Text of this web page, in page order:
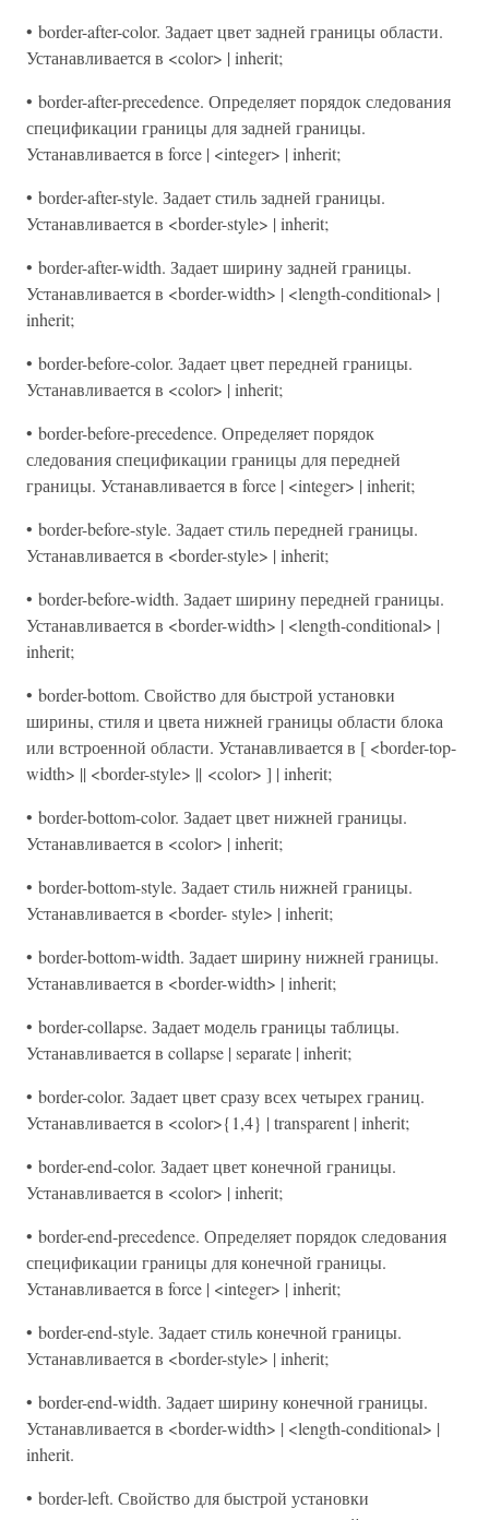
• border-after-color. Задает цвет задней границы области.
Устанавливается в <color> | inherit;
• border-after-precedence. Определяет порядок следования
спецификации границы для задней границы.
Устанавливается в force | <integer> | inherit;
• border-after-style. Задает стиль задней границы.
Устанавливается в <border-style> | inherit;
• border-after-width. Задает ширину задней границы.
Устанавливается в <border-width> | <length-conditional> |
inherit;
• border-before-color. Задает цвет передней границы.
Устанавливается в <color> | inherit;
• border-before-precedence. Определяет порядок
следования спецификации границы для передней
границы. Устанавливается в force | <integer> | inherit;
• border-before-style. Задает стиль передней границы.
Устанавливается в <border-style> | inherit;
• border-before-width. Задает ширину передней границы.
Устанавливается в <border-width> | <length-conditional> |
inherit;
• border-bottom. Свойство для быстрой установки
ширины, стиля и цвета нижней границы области блока
или встроенной области. Устанавливается в [ <border-top-
width> || <border-style> || <color> ] | inherit;
• border-bottom-color. Задает цвет нижней границы.
Устанавливается в <color> | inherit;
• border-bottom-style. Задает стиль нижней границы.
Устанавливается в <border- style> | inherit;
• border-bottom-width. Задает ширину нижней границы.
Устанавливается в <border-width> | inherit;
• border-collapse. Задает модель границы таблицы.
Устанавливается в collapse | separate | inherit;
• border-color. Задает цвет сразу всех четырех границ.
Устанавливается в <color>{1,4} | transparent | inherit;
• border-end-color. Задает цвет конечной границы.
Устанавливается в <color> | inherit;
• border-end-precedence. Определяет порядок следования
спецификации границы для конечной границы.
Устанавливается в force | <integer> | inherit;
• border-end-style. Задает стиль конечной границы.
Устанавливается в <border-style> | inherit;
• border-end-width. Задает ширину конечной границы.
Устанавливается в <border-width> | <length-conditional> |
inherit.
• border-left. Свойство для быстрой установки